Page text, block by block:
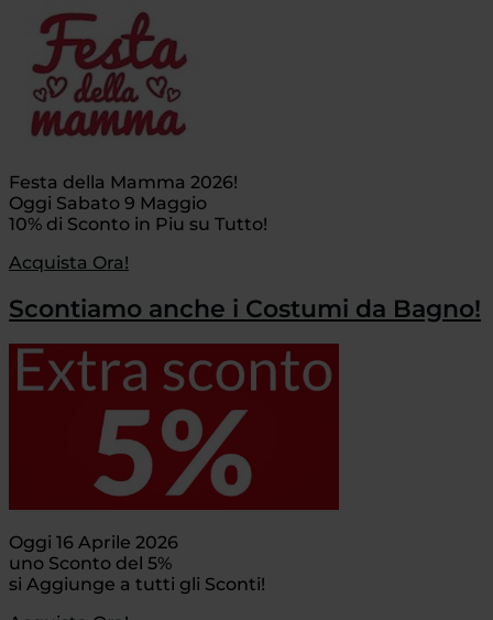
Festa della Mamma 2026!
Oggi Sabato 9 Maggio
10% di Sconto in Piu su Tutto!
Acquista Ora!
Scontiamo anche i Costumi da Bagno!
Oggi 16 Aprile 2026
uno Sconto del 5%
si Aggiunge a tutti gli Sconti!